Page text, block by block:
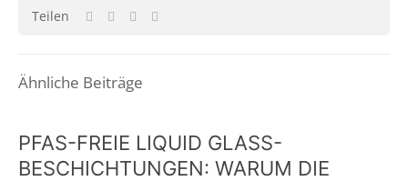
Teilen
Ähnliche Beiträge
PFAS-FREIE LIQUID GLASS-
BESCHICHTUNGEN: WARUM DIE